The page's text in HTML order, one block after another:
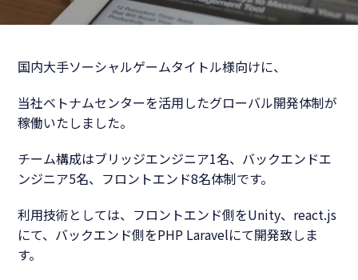
国内大手ソーシャルゲームタイトル様向けに、
当社ベトナムセンターを活用したグローバル開発体制が
稼働いたしました。
チーム構成はブリッジエンジニア1名、バックエンドエ
ンジニア5名、フロントエンド8名体制です。
利用技術としては、フロントエンド側をUnity、react.js
にて、バックエンド側をPHP Laravelにて開発致しま
す。